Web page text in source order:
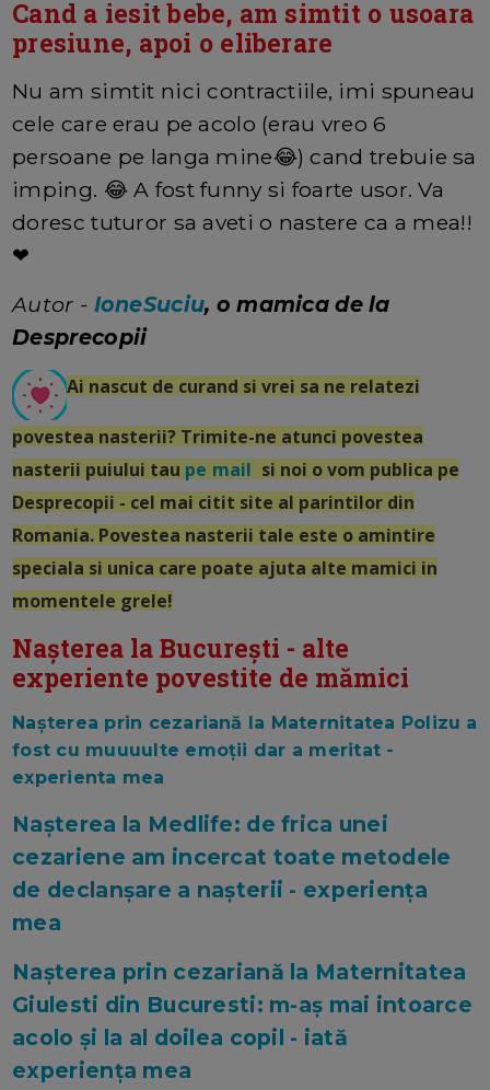
Cand a iesit bebe, am simtit o usoara
presiune, apoi o eliberare
Nu am simtit nici contractiile, imi spuneau
cele care erau pe acolo (erau vreo 6
persoane pe langa mine😂) cand trebuie sa
imping. 😂 A fost funny si foarte usor. Va
doresc tuturor sa aveti o nastere ca a mea!!
❤
Autor - IoneSuciu, o mamica de la
Desprecopii
Ai nascut de curand si vrei sa ne relatezi
povestea nasterii? Trimite-ne atunci povestea
nasterii puiului tau pe mail si noi o vom publica pe
Desprecopii - cel mai citit site al parintilor din
Romania. Povestea nasterii tale este o amintire
speciala si unica care poate ajuta alte mamici in
momentele grele!
Nașterea la București - alte
experiente povestite de mămici
Nașterea prin cezariană la Maternitatea Polizu a
fost cu muuuulte emoții dar a meritat -
experienta mea
Nașterea la Medlife: de frica unei
cezariene am incercat toate metodele
de declanșare a nașterii - experiența
mea
Nașterea prin cezariană la Maternitatea
Giulesti din Bucuresti: m-aș mai intoarce
acolo și la al doilea copil - iată
experiența mea